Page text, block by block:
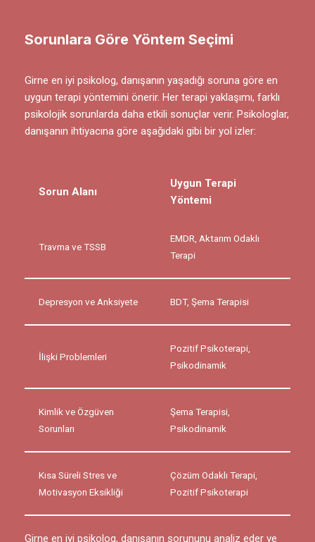
Sorunlara Göre Yöntem Seçimi
Girne en iyi psikolog, danışanın yaşadığı soruna göre en
uygun terapi yöntemini önerir. Her terapi yaklaşımı, farklı
psikolojik sorunlarda daha etkili sonuçlar verir. Psikologlar,
danışanın ihtiyacına göre aşağıdaki gibi bir yol izler:
Sorun Alanı
Uygun Terapi
Yöntemi
Travma ve TSSB
EMDR, Aktarım Odaklı
Terapi
Depresyon ve Anksiyete BDT, Şema Terapisi
İlişki Problemleri
Pozitif Psikoterapi,
Psikodinamik
Kimlik ve Özgüven
Sorunları
Şema Terapisi,
Psikodinamik
Kısa Süreli Stres ve
Motivasyon Eksikliği
Çözüm Odaklı Terapi,
Pozitif Psikoterapi
Girne en iyi psikolog, danışanın sorununu analiz eder ve